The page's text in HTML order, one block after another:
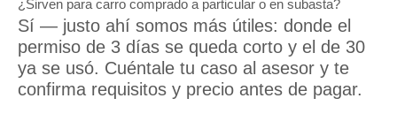
¿Sirven para carro comprado a particular o en subasta?
Sí — justo ahí somos más útiles: donde el
permiso de 3 días se queda corto y el de 30
ya se usó. Cuéntale tu caso al asesor y te
confirma requisitos y precio antes de pagar.